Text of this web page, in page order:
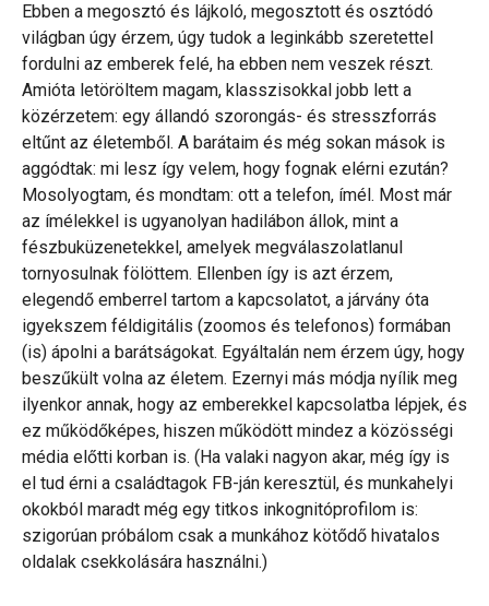
Ebben a megosztó és lájkoló, megosztott és osztódó
világban úgy érzem, úgy tudok a leginkább szeretettel
fordulni az emberek felé, ha ebben nem veszek részt.
Amióta letöröltem magam, klasszisokkal jobb lett a
közérzetem: egy állandó szorongás- és stresszforrás
eltűnt az életemből. A barátaim és még sokan mások is
aggódtak: mi lesz így velem, hogy fognak elérni ezután?
Mosolyogtam, és mondtam: ott a telefon, ímél. Most már
az ímélekkel is ugyanolyan hadilábon állok, mint a
fészbuküzenetekkel, amelyek megválaszolatlanul
tornyosulnak fölöttem. Ellenben így is azt érzem,
elegendő emberrel tartom a kapcsolatot, a járvány óta
igyekszem féldigitális (zoomos és telefonos) formában
(is) ápolni a barátságokat. Egyáltalán nem érzem úgy, hogy
beszűkült volna az életem. Ezernyi más módja nyílik meg
ilyenkor annak, hogy az emberekkel kapcsolatba lépjek, és
ez működőképes, hiszen működött mindez a közösségi
média előtti korban is. (Ha valaki nagyon akar, még így is
el tud érni a családtagok FB-ján keresztül, és munkahelyi
okokból maradt még egy titkos inkognitóprofilom is:
szigorúan próbálom csak a munkához kötődő hivatalos
oldalak csekkolására használni.)